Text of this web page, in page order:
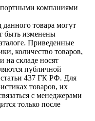
компаниями
товара могут
быть изменены
Приведенные
количество товаров,
на складе носят
публичной
437 ГК РФ. Для
товаров, их
с менеджерами
только после